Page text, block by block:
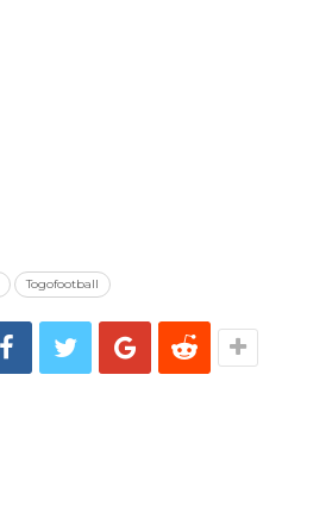
Togofootball